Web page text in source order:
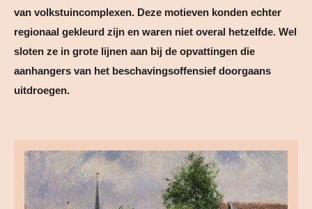
van volkstuincomplexen. Deze motieven konden echter
regionaal gekleurd zijn en waren niet overal hetzelfde. Wel
sloten ze in grote lijnen aan bij de opvattingen die
aanhangers van het beschavingsoffensief doorgaans
uitdroegen.